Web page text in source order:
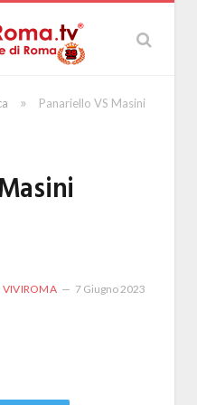
» Panariello VS Masini
VIVIROMA 7 Giugno 2023